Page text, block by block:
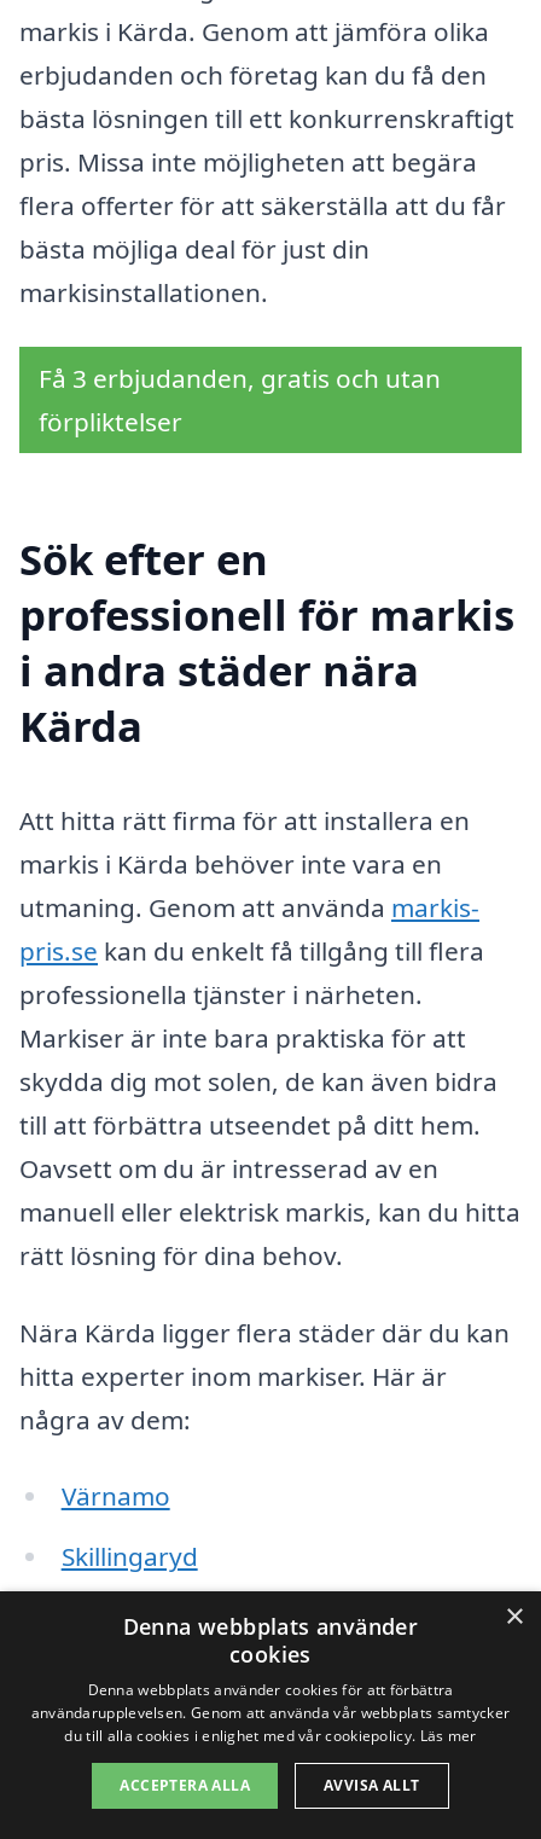
markis i Kärda. Genom att jämföra olika
erbjudanden och företag kan du få den
bästa lösningen till ett konkurrenskraftigt
pris. Missa inte möjligheten att begära
flera offerter för att säkerställa att du får
bästa möjliga deal för just din
markisinstallationen.
Få 3 erbjudanden, gratis och utan
förpliktelser
Sök efter en
professionell för markis
i andra städer nära
Kärda
Att hitta rätt firma för att installera en
markis i Kärda behöver inte vara en
utmaning. Genom att använda markis-
pris.se kan du enkelt få tillgång till flera
professionella tjänster i närheten.
Markiser är inte bara praktiska för att
skydda dig mot solen, de kan även bidra
till att förbättra utseendet på ditt hem.
Oavsett om du är intresserad av en
manuell eller elektrisk markis, kan du hitta
rätt lösning för dina behov.
Nära Kärda ligger flera städer där du kan
hitta experter inom markiser. Här är
några av dem:
Värnamo
Skillingaryd
Horda
Bredaryd
Nydala
Forsheda
×
Denna webbplats använder
cookies
Denna webbplats använder cookies för att förbättra
användarupplevelsen. Genom att använda vår webbplats samtycker
du till alla cookies i enlighet med vår cookiepolicy. Läs mer
ACCEPTERA ALLA AVVISA ALLT